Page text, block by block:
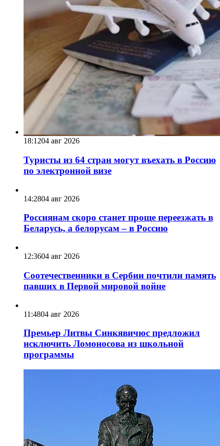
18:1204 авг 2026
Туристы из 64 стран могут въехать в Россию
по электронной визе
14:2804 авг 2026
Россиянам скоро станет проще переезжать в
Беларусь, а белорусам – в Россию
12:3604 авг 2026
Соотечественники в Сербии почтили память
павших в Первой мировой войне
11:4804 авг 2026
Премьер Литвы Синкявичюс предложил
исключить Ломоносова из школьной
программы